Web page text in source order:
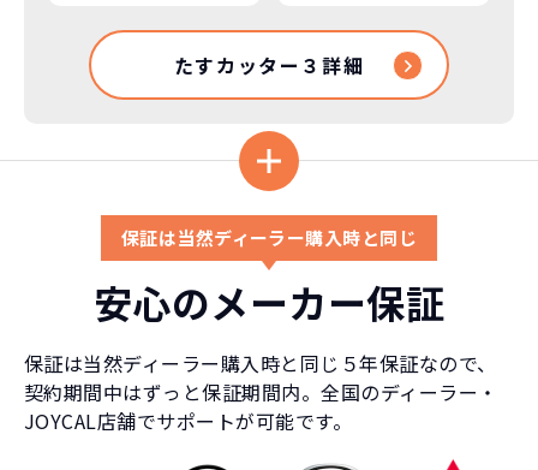
たすカッター３詳細
保証は当然ディーラー購入時と同じ
安心のメーカー保証
保証は当然ディーラー購入時と同じ５年保証なので、
契約期間中はずっと保証期間内。全国のディーラー・
JOYCAL店舗でサポートが可能です。